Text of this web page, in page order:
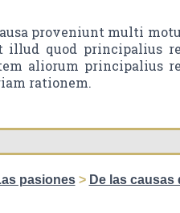
proveniunt multi
illud quod principalius
aliorum principalius
rationem.
pasiones> De las causas